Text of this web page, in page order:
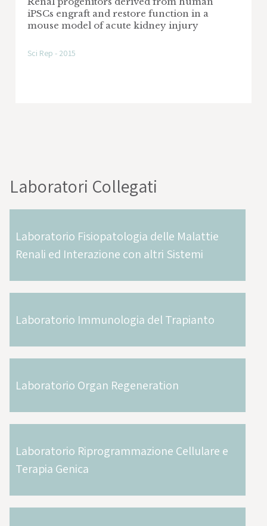
iPSCs engraft and restore function in a
mouse model of acute kidney injury
Sci Rep - 2015
Laboratori Collegati
Laboratorio Fisiopatologia delle Malattie
Renali ed Interazione con altri Sistemi
Laboratorio Immunologia del Trapianto
Laboratorio Organ Regeneration
Laboratorio Riprogrammazione Cellulare e
Terapia Genica